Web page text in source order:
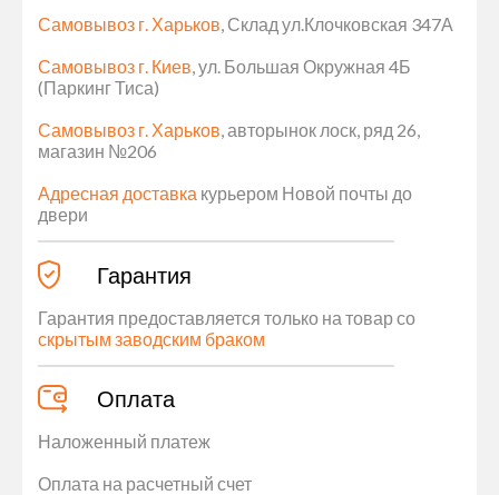
Самовывоз г. Харьков, Склад ул.Клочковская 347А
Самовывоз г. Киев, ул. Большая Окружная 4Б
(Паркинг Тиса)
Самовывоз г. Харьков, авторынок лоск, ряд 26,
магазин №206
Адресная доставка курьером Новой почты до
двери
Гарантия
Гарантия предоставляется только на товар со
скрытым заводским браком
Оплата
Наложенный платеж
Оплата на расчетный счет